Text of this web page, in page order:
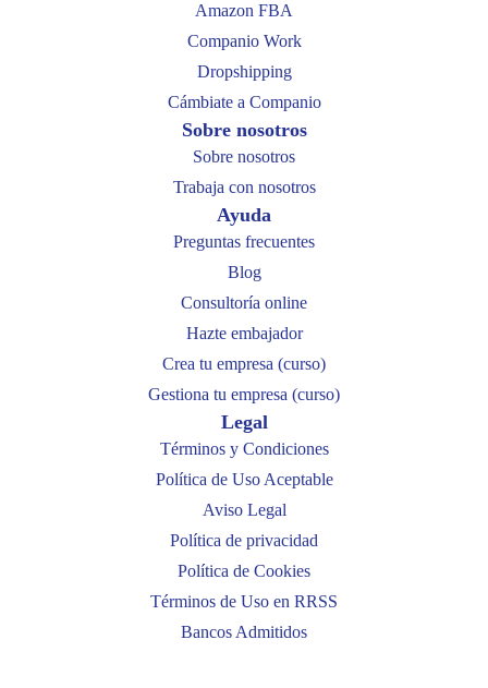
Amazon FBA
Companio Work
Dropshipping
Cámbiate a Companio
Sobre nosotros
Sobre nosotros
Trabaja con nosotros
Ayuda
Preguntas frecuentes
Blog
Consultoría online
Hazte embajador
Crea tu empresa (curso)
Gestiona tu empresa (curso)
Legal
Términos y Condiciones
Política de Uso Aceptable
Aviso Legal
Política de privacidad
Política de Cookies
Términos de Uso en RRSS
Bancos Admitidos